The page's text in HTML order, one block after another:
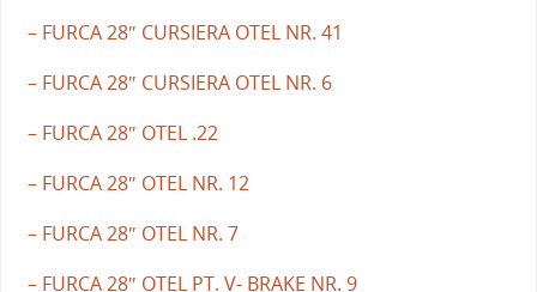
– FURCA 28″ CURSIERA OTEL NR. 41
– FURCA 28″ CURSIERA OTEL NR. 6
– FURCA 28″ OTEL .22
– FURCA 28″ OTEL NR. 12
– FURCA 28″ OTEL NR. 7
– FURCA 28″ OTEL PT. V- BRAKE NR. 9